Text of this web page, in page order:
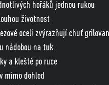
hořáků jednou rukou
životnost
oceli zvýrazňují chuť
nádobou na tuk
a kleště po ruce
mimo dohled